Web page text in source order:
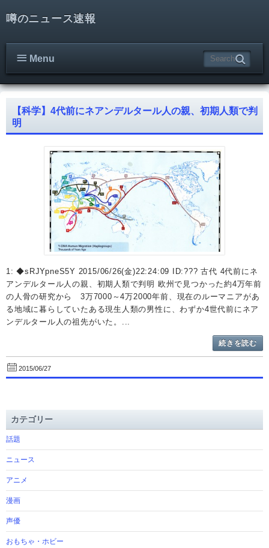
噂のニュース速報
Menu
【科学】4代前にネアンデルタール人の親、初期人類で判
明
1: ◆sRJYpneS5Y 2015/06/26(金)22:24:09 ID:??? 古代 4代前にネ
アンデルタール人の親、初期人類で判明 欧州で見つかった約4万年前
の人骨の研究から 3万7000～4万2000年前、現在のルーマニアがあ
る地域に暮らしていたある現生人類の男性に、わずか4世代前にネア
ンデルタール人の祖先がいた。...
続きを読む
2015/06/27
カテゴリー
話題
ニュース
アニメ
漫画
声優
おもちゃ・ホビー